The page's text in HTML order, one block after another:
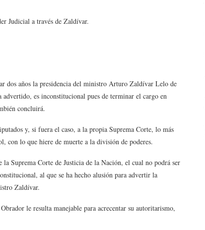
Judicial a través de Zaldívar.
dos años la presidencia del ministro Arturo Zaldívar Lelo de
es inconstitucional pues de terminar el cargo en
concluirá.
y, si fuera el caso, a la propia Suprema Corte, lo más
con lo que hiere de muerte a la división de poderes.
Suprema Corte de Justicia de la Nación, el cual no podrá ser
al que se ha hecho alusión para advertir la
Zaldívar.
le resulta manejable para acrecentar su autoritarismo,